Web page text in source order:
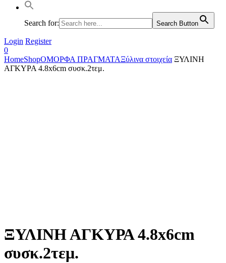
Search for: Search Button
Login Register
0
HomeShopΟΜΟΡΦΑ ΠΡΑΓΜΑΤΑΞύλινα στοιχεία ΞΥΛΙΝΗ
ΑΓΚΥΡΑ 4.8x6cm συσκ.2τεμ.
ΞΥΛΙΝΗ ΑΓΚΥΡΑ 4.8x6cm
συσκ.2τεμ.